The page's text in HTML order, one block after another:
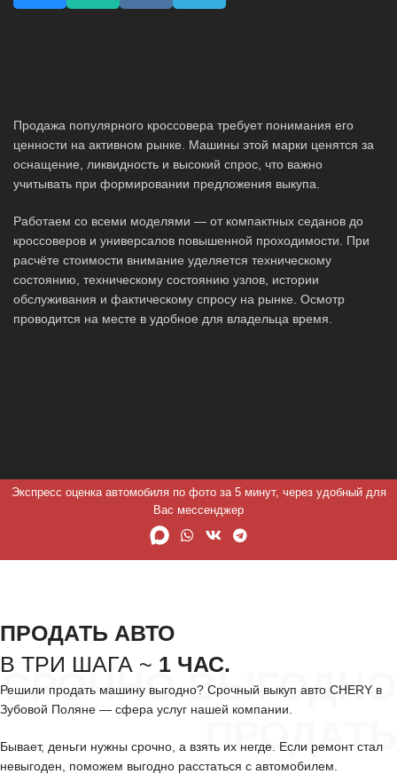
Продажа популярного кроссовера требует понимания его
ценности на активном рынке. Машины этой марки ценятся за
оснащение, ликвидность и высокий спрос, что важно
учитывать при формировании предложения выкупа.
Работаем со всеми моделями — от компактных седанов до
кроссоверов и универсалов повышенной проходимости. При
расчёте стоимости внимание уделяется техническому
состоянию, техническому состоянию узлов, истории
обслуживания и фактическому спросу на рынке. Осмотр
проводится на месте в удобное для владельца время.
Экспресс оценка автомобиля по фото за 5 минут, через удобный для
Вас мессенджер
СРОЧНО ВЫГОДНО
ПРОДАТЬ
ПРОДАТЬ АВТО
В ТРИ ШАГА ~ 1 ЧАС.
Решили продать машину выгодно? Срочный выкуп авто CHERY в
Зубовой Поляне — сфера услуг нашей компании.
Бывает, деньги нужны срочно, а взять их негде. Если ремонт стал
невыгоден, поможем выгодно расстаться с автомобилем.